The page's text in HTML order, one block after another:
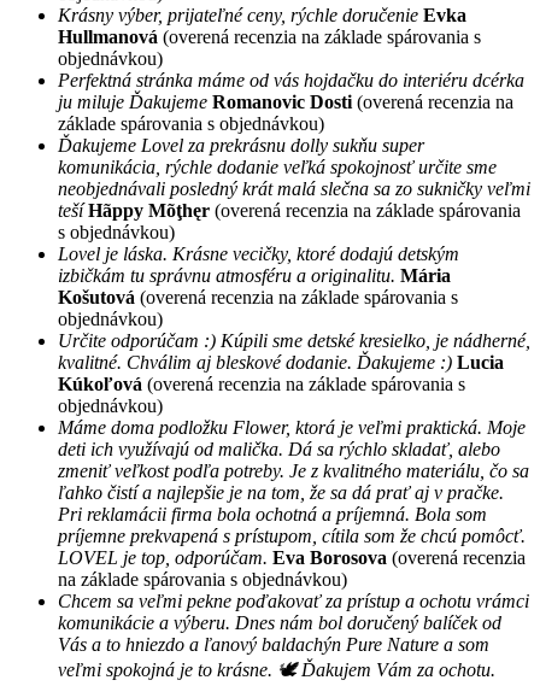
Krásny výber, prijateľné ceny, rýchle doručenie Evka
Hullmanová (overená recenzia na základe spárovania s
objednávkou)
Perfektná stránka máme od vás hojdačku do interiéru dcérka
ju miluje Ďakujeme Romanovic Dosti (overená recenzia na
základe spárovania s objednávkou)
Ďakujeme Lovel za prekrásnu dolly sukňu super
komunikácia, rýchle dodanie veľká spokojnosť určite sme
neobjednávali posledný krát malá slečna sa zo sukničky veľmi
tešíHãppy Mõţhęr (overená recenzia na základe spárovania
s objednávkou)
Lovel je láska. Krásne vecičky, ktoré dodajú detským
izbičkám tu správnu atmosféru a originalitu. Mária
Košutová (overená recenzia na základe spárovania s
objednávkou)
Určite odporúčam :) Kúpili sme detské kresielko, je nádherné,
kvalitné. Chválim aj bleskové dodanie. Ďakujeme :) Lucia
Kúkoľová (overená recenzia na základe spárovania s
objednávkou)
Máme doma podložku Flower, ktorá je veľmi praktická. Moje
deti ich využívajú od malička. Dá sa rýchlo skladať, alebo
zmeniť veľkost podľa potreby. Je z kvalitného materiálu, čo sa
ľahko čistí a najlepšie je na tom, že sa dá prať aj v pračke.
Pri reklamácii firma bola ochotná a príjemná. Bola som
príjemne prekvapená s prístupom, cítila som že chcú pomôcť.
LOVEL je top, odporúčam. Eva Borosova (overená recenzia
na základe spárovania s objednávkou)
Chcem sa veľmi pekne poďakovať za prístup a ochotu vrámci
komunikácie a výberu. Dnes nám bol doručený balíček od
Vás a to hniezdo a ľanový baldachýn Pure Nature a som
veľmi spokojná je to krásne. 🕊 Ďakujem Vám za ochotu.